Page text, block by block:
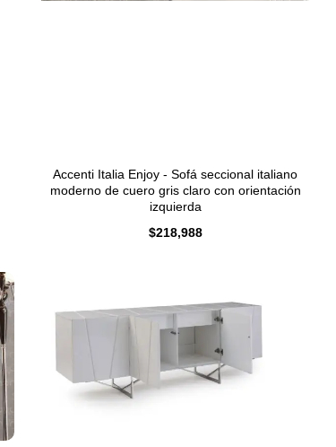
Accenti Italia Enjoy - Sofá seccional italiano
moderno de cuero gris claro con orientación
izquierda
$218,988